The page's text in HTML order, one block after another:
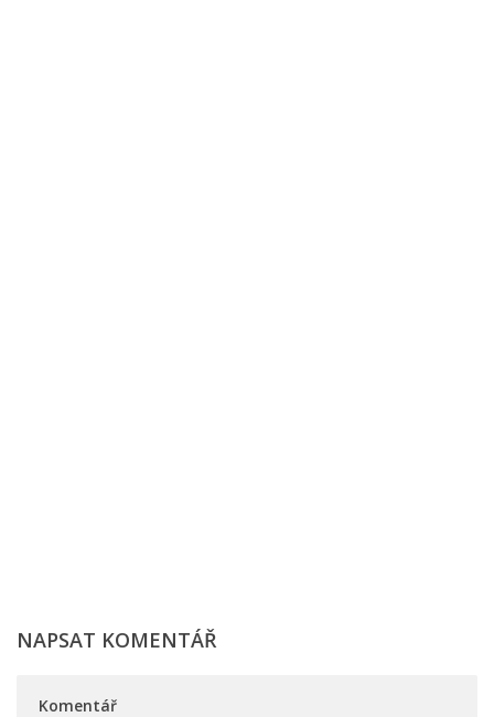
NAPSAT KOMENTÁŘ
Komentář